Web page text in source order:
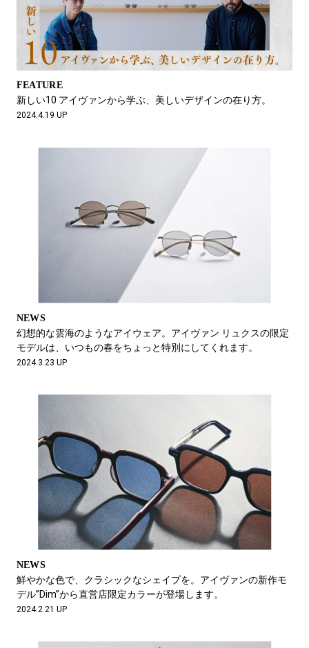
FEATURE
新しい10 アイヴァンから学ぶ、美しいデザインの在り方。
2024.4.19 UP
NEWS
幻想的な雲海のようなアイウェア。アイヴァン リュクスの限定
モデルは、いつもの春をちょっと特別にしてくれます。
2024.3.23 UP
NEWS
鮮やかな色で、クラシックなシェイプを。アイヴァンの新作モ
デル”Dim”から直営店限定カラーが登場します。
2024.2.21 UP